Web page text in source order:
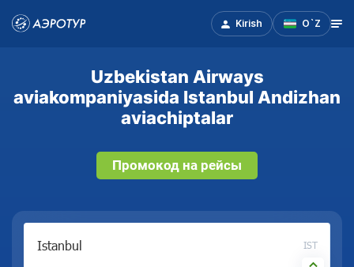
Kirish O`Z
Uzbekistan Airways
aviakompaniyasida Istanbul Andizhan
aviachiptalar
Промокод на рейсы
IST